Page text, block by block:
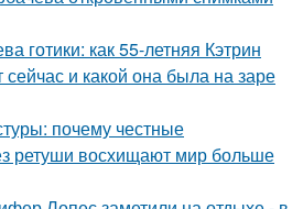
готики: как 55-летняя Кэтрин
и какой она была на заре
почему честные
ретуши восхищают мир больше